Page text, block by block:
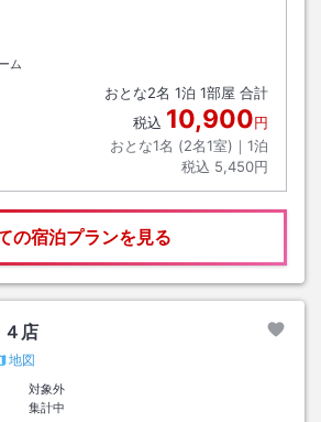
アウト
ム
おとな2名 1泊 1部屋 合計
税込 10,900円
おとな1名 (2名1室)｜ 1泊
税込 5,450円
の宿泊プランを見る
店
地図
対象外
集計中